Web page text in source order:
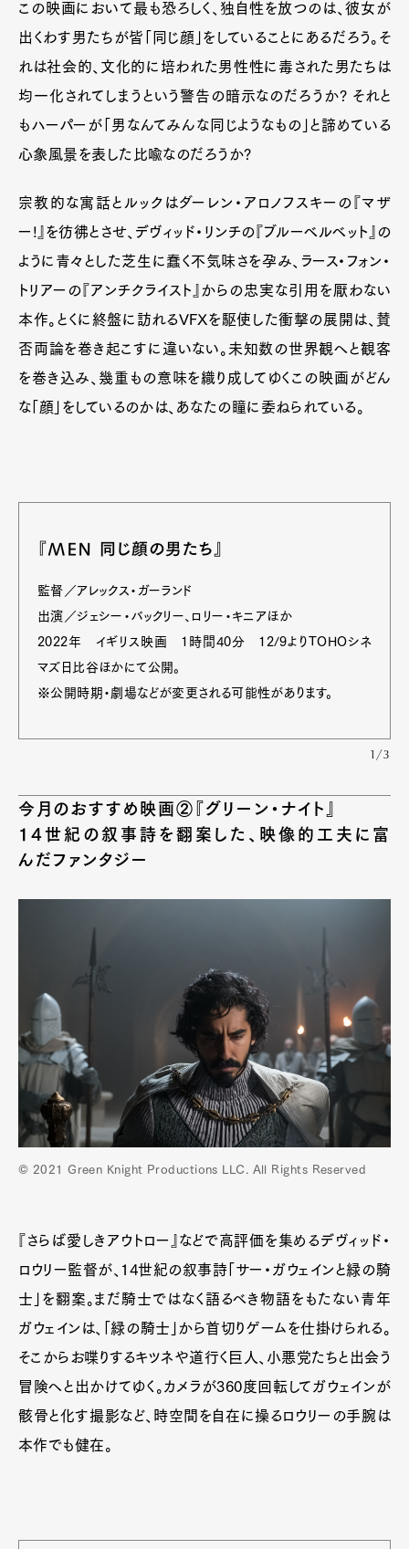
この映画において最も恐ろしく、独自性を放つのは、彼女が
出くわす男たちが皆「同じ顔」をしていることにあるだろう。そ
れは社会的、文化的に培われた男性性に毒された男たちは
均一化されてしまうという警告の暗示なのだろうか? それと
もハーパーが「男なんてみんな同じようなもの」と諦めている
心象風景を表した比喩なのだろうか?
宗教的な寓話とルックはダーレン・アロノフスキーの『マザ
ー!』を彷彿とさせ、デヴィッド・リンチの『ブルーベルベット』の
ように青々とした芝生に蠢く不気味さを孕み、ラース・フォン・
トリアーの『アンチクライスト』からの忠実な引用を厭わない
本作。とくに終盤に訪れるVFXを駆使した衝撃の展開は、賛
否両論を巻き起こすに違いない。未知数の世界観へと観客
を巻き込み、幾重もの意味を織り成してゆくこの映画がどん
な「顔」をしているのかは、あなたの瞳に委ねられている。
『MEN 同じ顔の男たち』
監督／アレックス・ガーランド
出演／ジェシー・バックリー、ロリー・キニアほか
2022年 イギリス映画 1時間40分 12/9よりTOHOシネ
マズ日比谷ほかにて公開。
※公開時期・劇場などが変更される可能性があります。
1/3
今月のおすすめ映画②『グリーン・ナイト』
14世紀の叙事詩を翻案した、映像的工夫に富
んだファンタジー
© 2021 Green Knight Productions LLC. All Rights Reserved
『さらば愛しきアウトロー』などで高評価を集めるデヴィッド・
ロウリー監督が、14世紀の叙事詩「サー・ガウェインと緑の騎
士」を翻案。まだ騎士ではなく語るべき物語をもたない青年
ガウェインは、「緑の騎士」から首切りゲームを仕掛けられる。
そこからお喋りするキツネや道行く巨人、小悪党たちと出会う
冒険へと出かけてゆく。カメラが360度回転してガウェインが
骸骨と化す撮影など、時空間を自在に操るロウリーの手腕は
本作でも健在。